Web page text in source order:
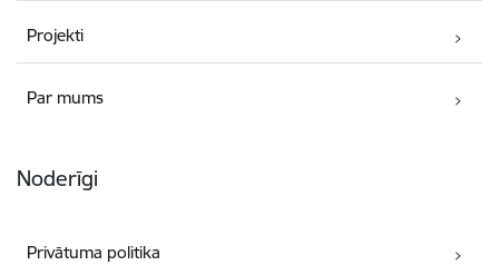
Projekti
Par mums
Noderīgi
Privātuma politika